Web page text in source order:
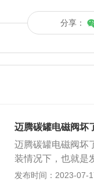
分享：
迈腾碳罐电磁阀坏
迈腾碳罐电磁阀坏
装情况下，也就是
哒”的响声。遇到
发布时间：2023-07-